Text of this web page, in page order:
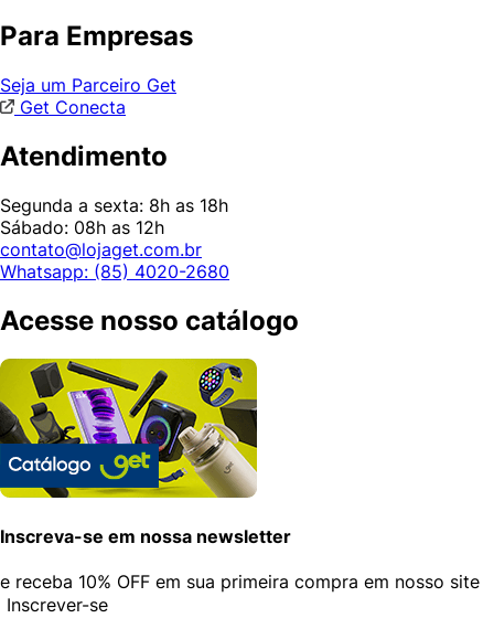
Para Empresas
Seja um Parceiro Get
Get Conecta
Atendimento
Segunda a sexta: 8h as 18h
Sábado: 08h as 12h
contato@lojaget.com.br
Whatsapp: (85) 4020-2680
Acesse nosso catálogo
Inscreva-se em nossa newsletter
e receba 10% OFF em sua primeira compra em nosso site
Inscrever-se